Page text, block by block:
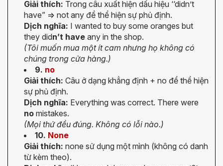
Giải thích: Trong câu xuất hiện dấu hiệu ‘‘didn’t
have” => not any để thể hiện sự phủ định.
Dịch nghĩa: I wanted to buy some oranges but
they didn’t have any in the shop.
(Tôi muốn mua một ít cam nhưng họ không có
chúng trong cửa hàng.)
9. no
Giải thích: Câu ở dạng khẳng định + no để thể hiện
sự phủ định.
Dịch nghĩa: Everything was correct. There were
no mistakes.
(Mọi thứ đều đúng. Không có lỗi nào.)
10. None
Giải thích: none sử dụng một mình (không có danh
từ kèm theo).